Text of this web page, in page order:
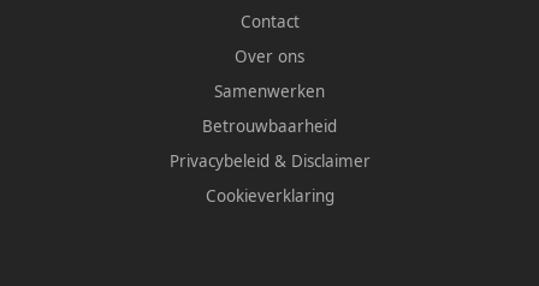
Contact
Over ons
Samenwerken
Betrouwbaarheid
Privacybeleid & Disclaimer
Cookieverklaring